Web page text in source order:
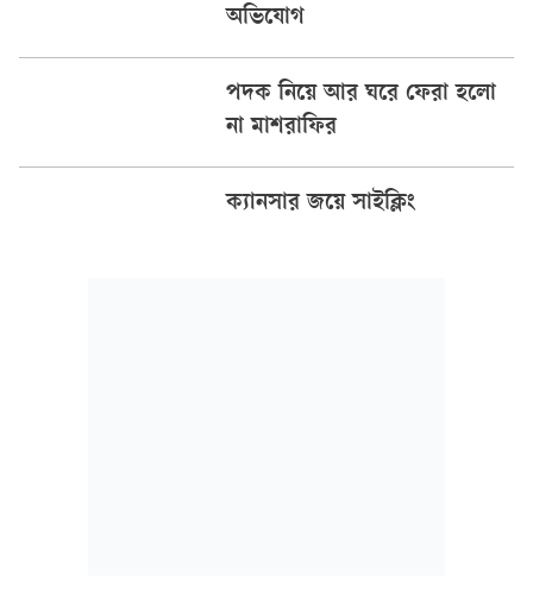
অভিযোগ
পদক নিয়ে আর ঘরে ফেরা হলো
না মাশরাফির
ক্যানসার জয়ে সাইক্লিং